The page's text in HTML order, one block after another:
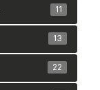
11
13
22